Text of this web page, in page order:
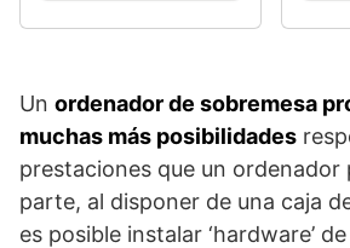
Un ordenador de sobremesa
muchas más posibilidades
prestaciones que un ordenador
parte, al disponer de una caja
es posible instalar ‘hardware’